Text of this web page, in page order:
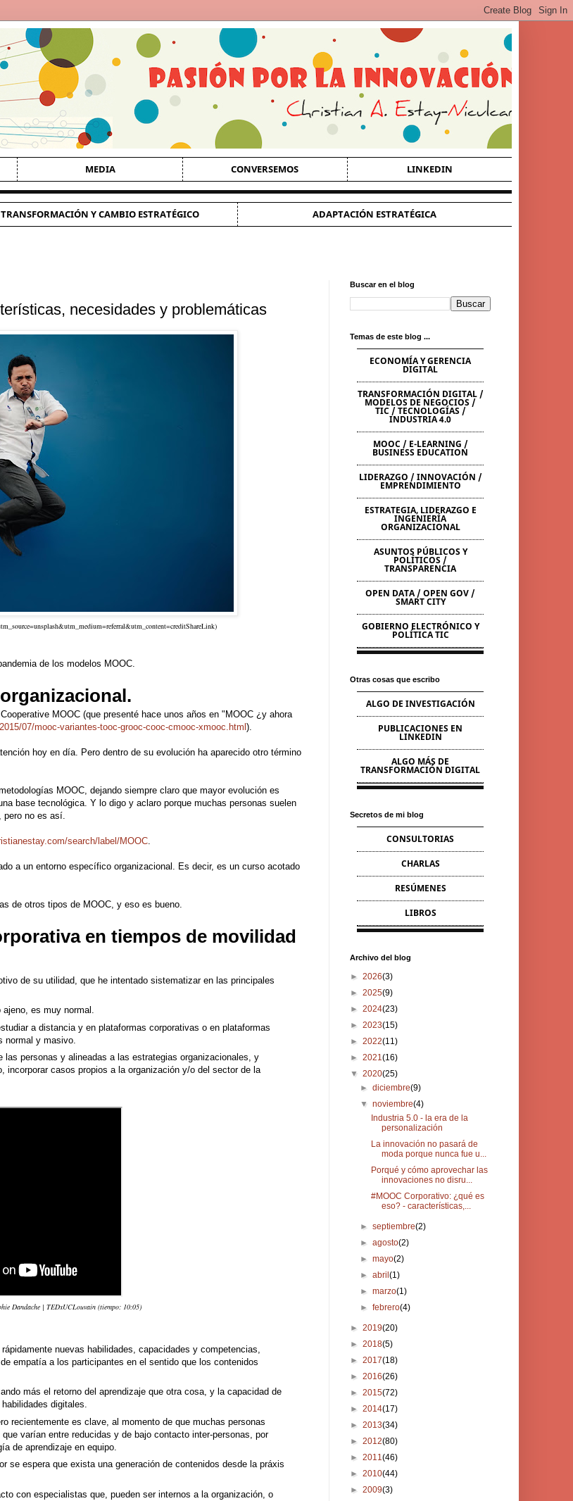
MEDIA CONVERSEMOS LINKEDIN
TRANSFORMACIÓN Y CAMBIO ESTRATÉGICO ADAPTACIÓN ESTRATÉGICA
necesidades y problemáticas
de los modelos MOOC.
MOOC (que presenté hace unos años en "MOOC ¿y ahora
07/mooc-variantes-tooc-grooc-cooc-cmooc-xmooc.html).
hoy en día. Pero dentro de su evolución ha aparecido otro término
MOOC, dejando siempre claro que mayor evolución es
base tecnológica. Y lo digo y aclaro porque muchas personas suelen
no es así.
search/label/MOOC
a un entorno específico organizacional. Es decir, es un curso acotado
de otros tipos de MOOC, y eso es bueno.
en tiempos de movilidad
de su utilidad, que he intentado sistematizar en las principales
es muy normal.
a distancia y en plataformas corporativas o en plataformas
normal y masivo.
personas y alineadas a las estrategias organizacionales, y
incorporar casos propios a la organización y/o del sector de la
Dandache | TEDxUCLouvain (tiempo: 10:05)
nuevas habilidades, capacidades y competencias,
empatía a los participantes en el sentido que los contenidos
más el retorno del aprendizaje que otra cosa, y la capacidad de
digitales.
recientemente es clave, al momento de que muchas personas
varían entre reducidas y de bajo contacto inter-personas, por
de aprendizaje en equipo.
se espera que exista una generación de contenidos desde la práxis
con especialistas que, pueden ser internos a la organización, o
Buscar en el blog
Temas de este blog ...
ECONOMÍA Y GERENCIA
DIGITAL
TRANSFORMACIÓN DIGITAL /
MODELOS DE NEGOCIOS /
TIC / TECNOLOGÍAS /
INDUSTRIA 4.0
MOOC / E-LEARNING /
BUSINESS EDUCATION
LIDERAZGO / INNOVACIÓN /
EMPRENDIMIENTO
ESTRATEGIA, LIDERAZGO E
INGENIERÍA
ORGANIZACIONAL
ASUNTOS PÚBLICOS Y
POLÍTICOS /
TRANSPARENCIA
OPEN DATA / OPEN GOV /
SMART CITY
GOBIERNO ELECTRÓNICO Y
POLÍTICA TIC
Otras cosas que escribo
ALGO DE INVESTIGACIÓN
PUBLICACIONES EN
LINKEDIN
ALGO MÁS DE
TRANSFORMACIÓN DIGITAL
Secretos de mi blog
CONSULTORIAS
CHARLAS
RESÚMENES
LIBROS
Archivo del blog
► 2026(3)
► 2025(9)
► 2024(23)
► 2023(15)
► 2022(11)
► 2021(16)
▼ 2020(25)
►diciembre(9)
▼noviembre(4)
Industria 5.0 - la era de la
personalización
La innovación no pasará de
moda porque nunca fue u...
Porqué y cómo aprovechar las
innovaciones no disru...
#MOOC Corporativo: ¿qué es
eso? - características,...
►septiembre(2)
►agosto(2)
►mayo(2)
►abril(1)
►marzo(1)
►febrero(4)
► 2019(20)
► 2018(5)
► 2017(18)
► 2016(26)
► 2015(72)
► 2014(17)
► 2013(34)
► 2012(80)
► 2011(46)
► 2010(44)
► 2009(3)